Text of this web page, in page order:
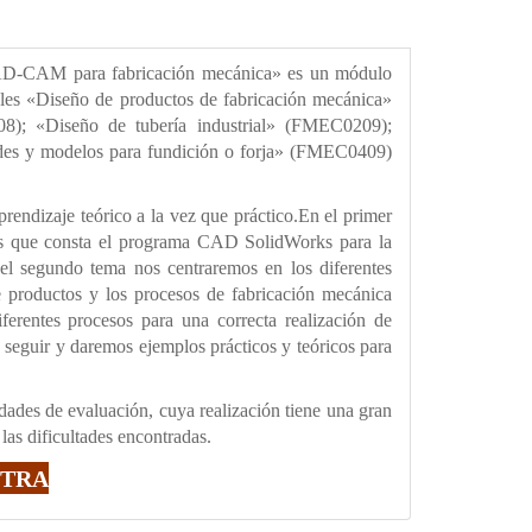
CAM para fabricación mecánica» es un módulo
«Diseño de productos de fabricación mecánica»
«Diseño de tubería industrial» (FMEC0209);
y modelos para fundición o forja» (FMEC0409)
teórico a la vez que práctico.En el primer
que consta el programa CAD SolidWorks para la
segundo tema nos centraremos en los diferentes
y los procesos de fabricación mecánica
procesos para una correcta realización de
y daremos ejemplos prácticos y teóricos para
de evaluación, cuya realización tiene una gran
dificultades encontradas.